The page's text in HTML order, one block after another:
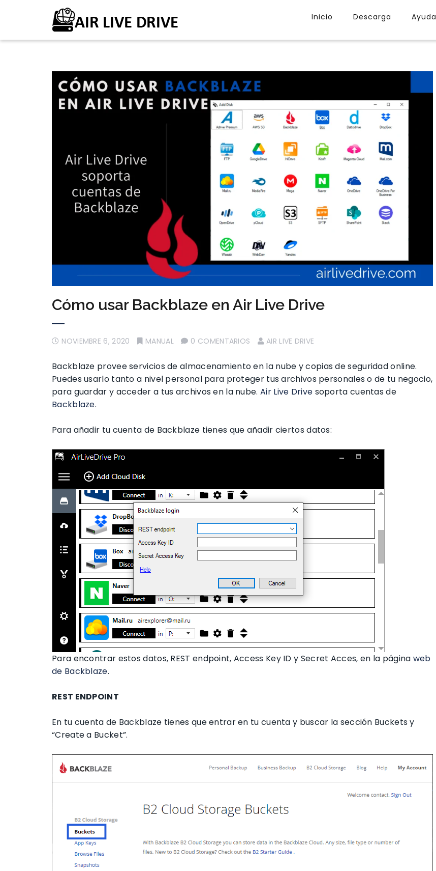
Inicio Descarga Ayuda
Cómo usar Backblaze en Air Live Drive
NOVIEMBRE 6, 2020 MANUAL 0 COMENTARIOS AIR LIVE DRIVE
Backblaze provee servicios de almacenamiento en la nube y copias de seguridad online.
Puedes usarlo tanto a nivel personal para proteger tus archivos personales o de tu negocio,
para guardar y acceder a tus archivos en la nube. Air Live Drive soporta cuentas de
Backblaze.
Para añadir tu cuenta de Backblaze tienes que añadir ciertos datos:
Para encontrar estos datos, REST endpoint, Access Key ID y Secret Acces, en la página web
de Backblaze.
REST ENDPOINT
En tu cuenta de Backblaze tienes que entrar en tu cuenta y buscar la sección Buckets y
“Create a Bucket”.